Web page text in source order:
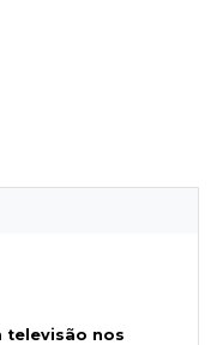
televisão nos